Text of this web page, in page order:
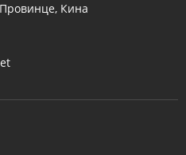
Провинце, Кина